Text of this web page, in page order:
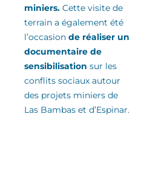
miniers. Cette visite de
terrain a également été
l’occasion de réaliser un
documentaire de
sensibilisation sur les
conflits sociaux autour
des projets miniers de
Las Bambas et d’Espinar.